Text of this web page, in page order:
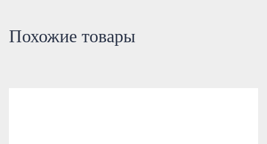
Похожие товары